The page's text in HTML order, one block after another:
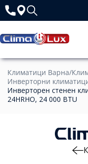
Климатици Варна/
Инверторни
Инверторен стенен
24HRHO, 24 000 BTU